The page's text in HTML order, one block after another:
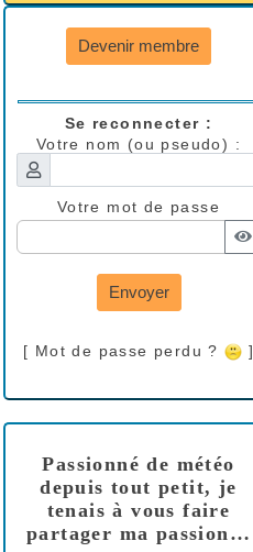
Devenir membre
Se reconnecter :
Votre nom (ou pseudo) :
Votre mot de passe
Envoyer
[ Mot de passe perdu ? ]
Passionné de météo
depuis tout petit, je
tenais à vous faire
partager ma passion…